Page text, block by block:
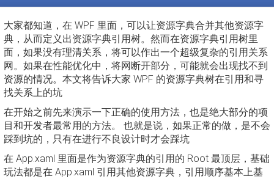
大家都知道，在 WPF 里面，可以让资源字典合并其他资源字
典，从而定义出资源字典引用树。然而在资源字典引用树里
面，如果没有理清关系，将可以作出一个超级复杂的引用关系
网。如果在性能优化中，将网断开部分，可能就会出现找不到
资源的情况。本文将告诉大家 WPF 的资源字典树在引用和寻
找关系上的坑
在开始之前先来演示一下正确的使用方法，也是绝大部分的项
目和开发者最常用的方法。 也就是说，如果正常的做，是不会
踩到坑的，只有在进行不良设计时才会踩坑
在 App.xaml 里面是作为资源字典的引用的 Root 最顶层，基础
玩法都是在 App.xaml 引用其他资源字典，引用顺序基本上基